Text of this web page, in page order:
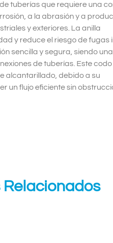
tuberías que requiere una
a la abrasión y a
y exteriores. La anilla
y reduce el riesgo de fugas
sencilla y segura, siendo
de tuberías. Este codo
alcantarillado, debido a su
un flujo eficiente sin
Relacionados